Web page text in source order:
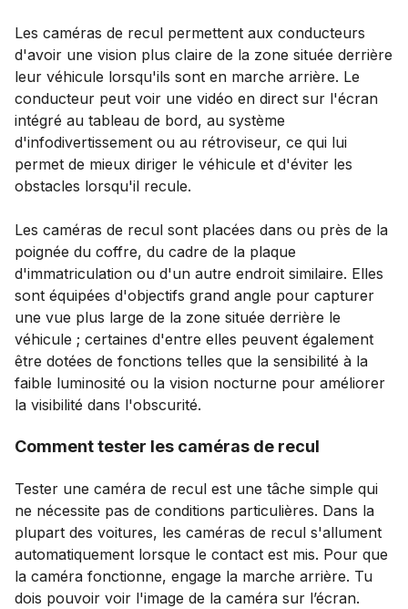
Les caméras de recul permettent aux conducteurs
d'avoir une vision plus claire de la zone située derrière
leur véhicule lorsqu'ils sont en marche arrière. Le
conducteur peut voir une vidéo en direct sur l'écran
intégré au tableau de bord, au système
d'infodivertissement ou au rétroviseur, ce qui lui
permet de mieux diriger le véhicule et d'éviter les
obstacles lorsqu'il recule.
Les caméras de recul sont placées dans ou près de la
poignée du coffre, du cadre de la plaque
d'immatriculation ou d'un autre endroit similaire. Elles
sont équipées d'objectifs grand angle pour capturer
une vue plus large de la zone située derrière le
véhicule ; certaines d'entre elles peuvent également
être dotées de fonctions telles que la sensibilité à la
faible luminosité ou la vision nocturne pour améliorer
la visibilité dans l'obscurité.
Comment tester les caméras de recul
Tester une caméra de recul est une tâche simple qui
ne nécessite pas de conditions particulières. Dans la
plupart des voitures, les caméras de recul s'allument
automatiquement lorsque le contact est mis. Pour que
la caméra fonctionne, engage la marche arrière. Tu
dois pouvoir voir l'image de la caméra sur l’écran.